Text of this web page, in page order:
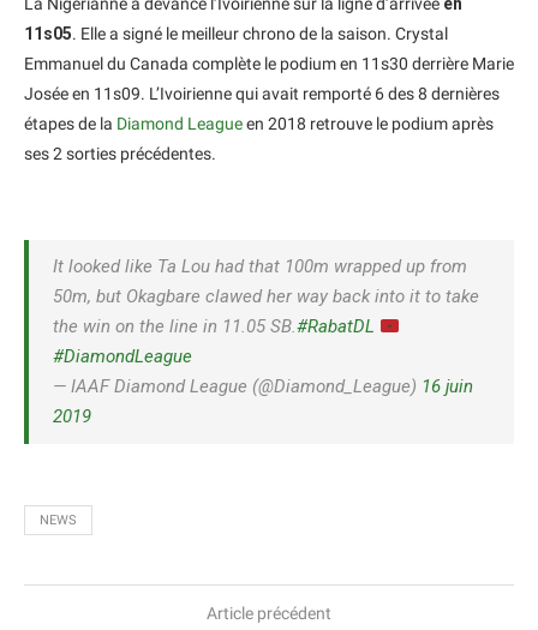
11s05. Elle a signé le meilleur chrono de la saison. Crystal
Emmanuel du Canada complète le podium en 11s30 derrière Marie
Josée en 11s09. L’Ivoirienne qui avait remporté 6 des 8 dernières
étapes de la Diamond Leagueen 2018 retrouve le podium après
ses 2 sorties précédentes.
It looked like Ta Lou had that 100m wrapped up from
50m, but Okagbare clawed her way back into it to take
the win on the line in 11.05 SB.#RabatDL
#DiamondLeague
— IAAF Diamond League (@Diamond_League) 16 juin
2019
NEWS
Article précédent